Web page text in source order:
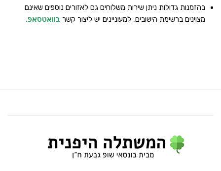
בהזמנות גדולות ניתן שירות משלוחים גם לאזורים נוספים שאינם
מצוינים ברשימת הישובים, למעוניינים יש ליצור קשר בוואטסאפ.